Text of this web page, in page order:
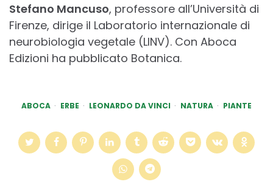
Stefano Mancuso, professore all’Università di
Firenze, dirige il Laboratorio internazionale di
neurobiologia vegetale (LINV). Con Aboca
Edizioni ha pubblicato Botanica.
ABOCA ERBE LEONARDO DA VINCI NATURA PIANTE